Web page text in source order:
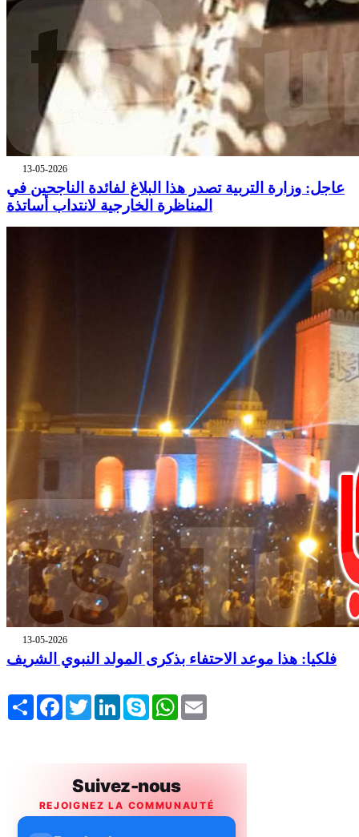
13-05-2026
عاجل: وزارة التربية تصدر هذا البلاغ لفائدة الناجحين في
المناظرة الخارجية لانتداب أساتذة
13-05-2026
فلكيا: هذا موعد الاحتفاء بذكرى المولد النبوي الشريف
Share FacebookTwitterLinkedInSkype WhatsApp